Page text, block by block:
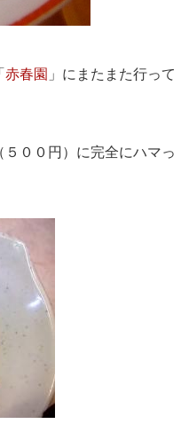
赤春園 」にまたまた行って
５００円）に完全にハマっ